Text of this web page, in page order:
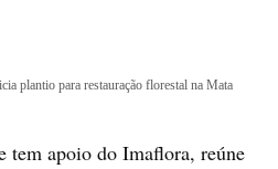
plantio para restauração florestal na Mata
apoio do Imaflora, reúne